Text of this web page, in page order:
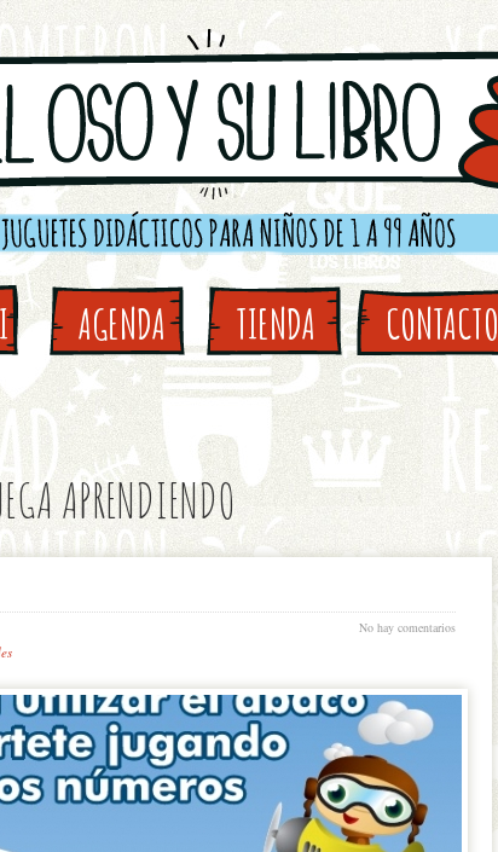
AGENDA TIENDA CONTACTO
APRENDIENDO
No hay comentarios